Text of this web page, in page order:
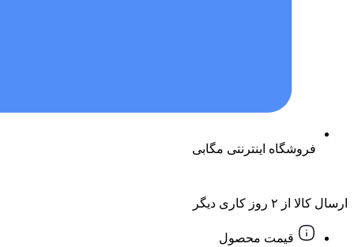
فروشگاه اینترنتی مگابی
ارسال کالا از ۲ روز کاری دیگر
قیمت محصول